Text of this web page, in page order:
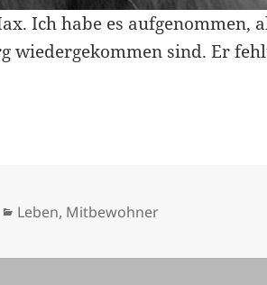
Ich habe es aufgenommen,
wiedergekommen sind. Er
Kategorien
Leben, Mitbewohner